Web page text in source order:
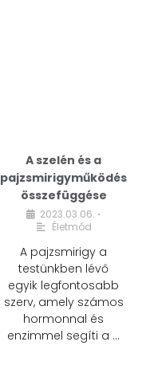
A szelén és a
pajzsmirigyműködés
összefüggése
2023.03.06. •
Életmód
A pajzsmirigy a
testünkben lévő
egyik legfontosabb
szerv, amely számos
hormonnal és
enzimmel segíti a …